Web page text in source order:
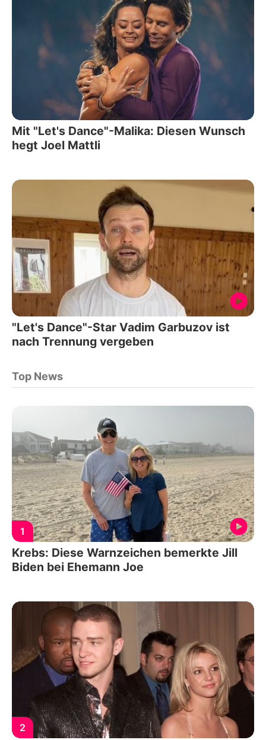
Mit "Let's Dance"-Malika: Diesen Wunsch
hegt Joel Mattli
"Let's Dance"-Star Vadim Garbuzov ist
nach Trennung vergeben
Top News
1
Krebs: Diese Warnzeichen bemerkte Jill
Biden bei Ehemann Joe
2